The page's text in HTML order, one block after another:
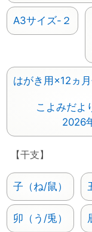
A3サイズ-２
はがき用×12ヵ月
こよみだよ
2026
【干支】
子（ね/鼠）
卯（う/兎）